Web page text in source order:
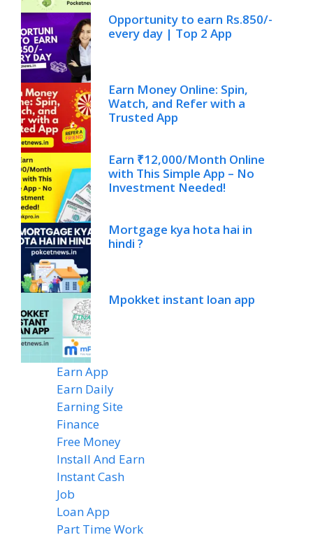
Opportunity to earn Rs.850/-
every day | Top 2 App
Earn Money Online: Spin,
Watch, and Refer with a
Trusted App
Earn ₹12,000/Month Online
with This Simple App – No
Investment Needed!
Mortgage kya hota hai in
hindi ?
Mpokket instant loan app
Earn App
Earn Daily
Earning Site
Finance
Free Money
Install And Earn
Instant Cash
Job
Loan App
Part Time Work